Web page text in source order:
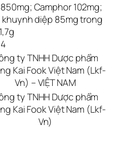
Camphor 102mg;
diệp 85mg trong
ty TNHH Dược phẩm
Kai Fook Việt Nam (Lkf-
Vn) – VIỆT NAM
ty TNHH Dược phẩm
Kai Fook Việt Nam (Lkf-
Vn)